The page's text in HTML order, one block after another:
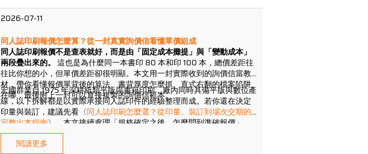
2026-07-11
同人誌印刷報價怎麼算？從一封真實詢價信看懂單價組成
同人誌印刷報價不是查表就好，而是由「固定成本攤提」與「變動成本」
兩段疊出來的。 這也是為什麼同一本書印 80 本和印 100 本，總價差距往
往比你想的小，但單價差距卻很明顯。本文用一封實際收到的詢價信當教
材，帶你看懂報價單背後的算法、書背厚度怎麼抓、直式右翻的檔案陷阱
在哪，最後附上一封可以直接複製的詢價信範本。
宏國群業自 1975 年深耕紙類平版與書籍印刷，廠內同時具備平版與數位產
線，以下拆解都是以實際承接同人誌印件的經驗整理而成。若你還在決定
印量與裝訂，建議先看〈同人誌印刷怎麼選？從印量、裝訂到場次交期的
完整出本指南〉，本文接續處理「規格確定之後，怎麼問到準確報價」。
閱讀更多